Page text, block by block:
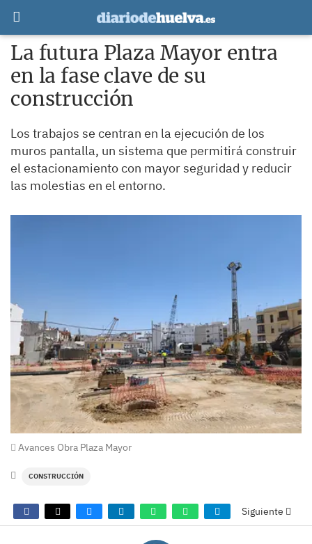
La futura Plaza Mayor entra
en la fase clave de su
construcción
Los trabajos se centran en la ejecución de los
muros pantalla, un sistema que permitirá construir
el estacionamiento con mayor seguridad y reducir
las molestias en el entorno.
Avances Obra Plaza Mayor
CONSTRUCCIÓN
Siguiente